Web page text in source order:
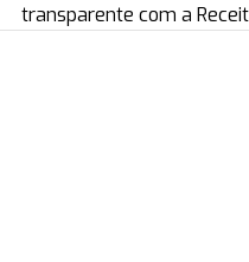
transparente com a